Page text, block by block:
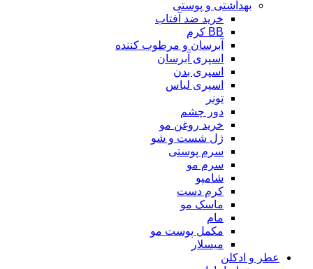
بهداشتی و پوستی
خرید ضد آفتاب
BB کرم
آبرسان و مرطوب کننده
اسپری آبرسان
اسپری بدن
اسپری لباس
تونر
دور چشم
خرید روغن مو
ژل شست و شو
سرم پوستی
سرم مو
شامپو
کرم دست
ماسک مو
مام
مکمل پوست مو
میسلار
عطر و ادکلن